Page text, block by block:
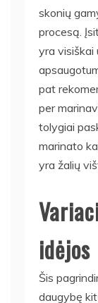
skonių
procesą.
yra visiškai
pat
per
tolygiai
marinato
yra žalių
idėjos
Šis
daugybę